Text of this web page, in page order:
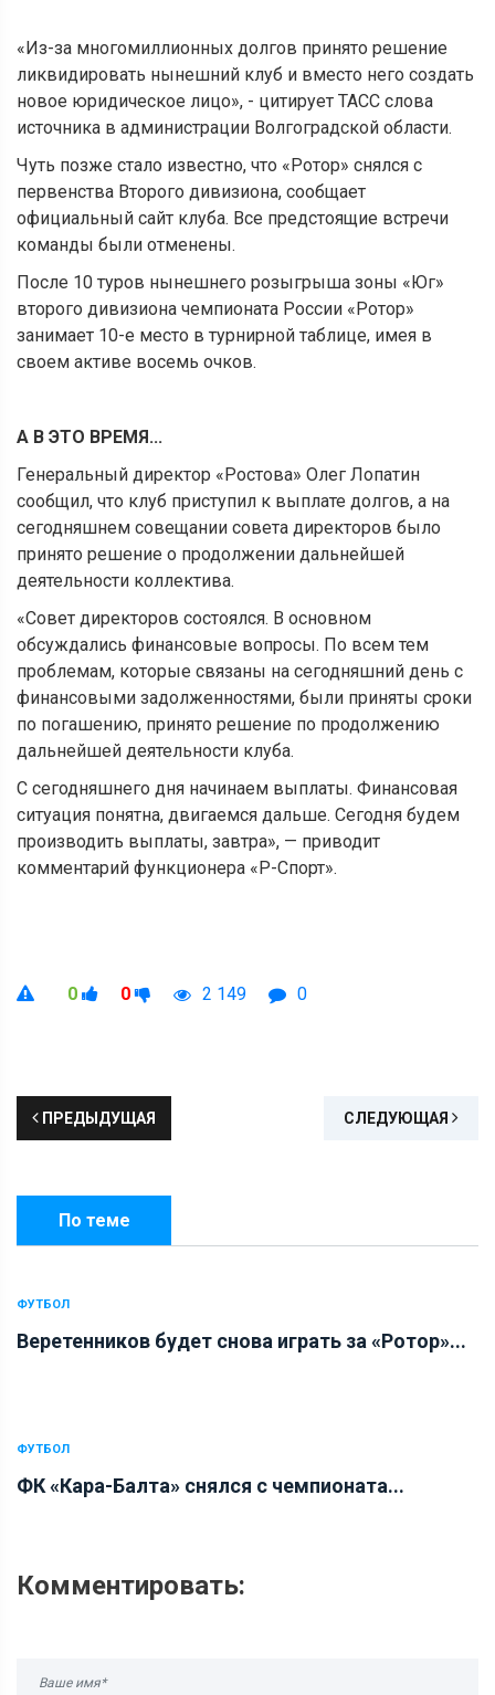
«Из-за многомиллионных долгов принято решение
ликвидировать нынешний клуб и вместо него создать
новое юридическое лицо», - цитирует ТАСС слова
источника в администрации Волгоградской области.
Чуть позже стало известно, что «Ротор» снялся с
первенства Второго дивизиона, сообщает
официальный сайт клуба. Все предстоящие встречи
команды были отменены.
После 10 туров нынешнего розыгрыша зоны «Юг»
второго дивизиона чемпионата России «Ротор»
занимает 10-е место в турнирной таблице, имея в
своем активе восемь очков.
А В ЭТО ВРЕМЯ...
Генеральный директор «Ростова» Олег Лопатин
сообщил, что клуб приступил к выплате долгов, а на
сегодняшнем совещании совета директоров было
принято решение о продолжении дальнейшей
деятельности коллектива.
«Совет директоров состоялся. В основном
обсуждались финансовые вопросы. По всем тем
проблемам, которые связаны на сегодняшний день с
финансовыми задолженностями, были приняты сроки
по погашению, принято решение по продолжению
дальнейшей деятельности клуба.
С сегодняшнего дня начинаем выплаты. Финансовая
ситуация понятна, двигаемся дальше. Сегодня будем
производить выплаты, завтра», — приводит
комментарий функционера «Р-Спорт».
0 0 2 149 0
ПРЕДЫДУЩАЯ СЛЕДУЮЩАЯ
По теме
ФУТБОЛ
Веретенников будет снова играть за «Ротор»...
ФУТБОЛ
ФК «Кара-Балта» снялся с чемпионата...
Комментировать: